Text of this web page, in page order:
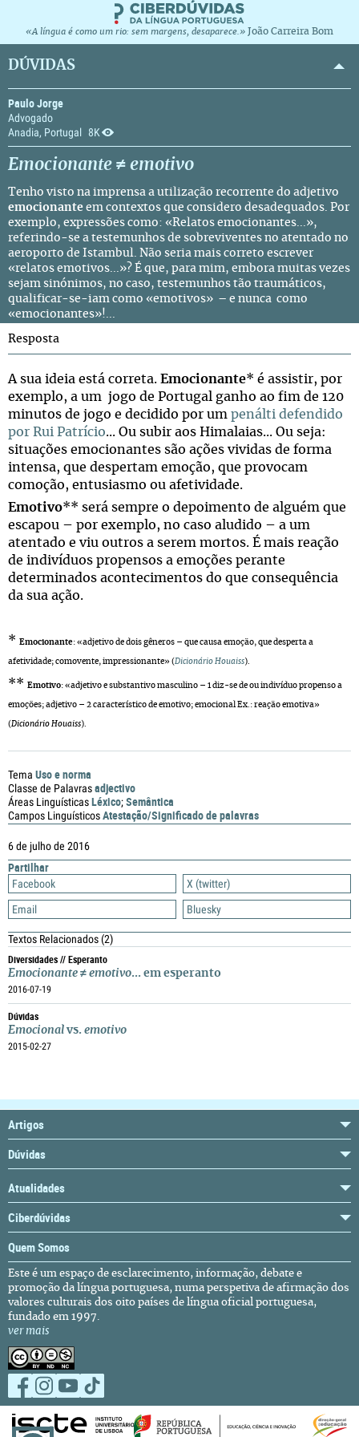
«A língua é como um rio: sem margens, desaparece.» João Carreira Bom
DÚVIDAS
Paulo Jorge
Advogado
Anadia, Portugal
8K
Emocionante ≠ emotivo
Tenho visto na imprensa a utilização recorrente do adjetivo
emocionante em contextos que considero desadequados. Por
exemplo, expressões como: «Relatos emocionantes...»,
referindo-se a testemunhos de sobreviventes no atentado no
aeroporto de Istambul. Não seria mais correto escrever
«relatos emotivos...»? É que, para mim, embora muitas vezes
sejam sinónimos, no caso, testemunhos tão traumáticos,
qualificar-se-iam como «emotivos» – e nunca como
«emocionantes»!...
6 de julho de 2016
Partilhar
Facebook
X (twitter)
Email
Bluesky
Textos Relacionados(2)
Diversidades // Esperanto
Emocionante ≠ emotivo... em esperanto
2016-07-19
Dúvidas
Emocional vs. emotivo
2015-02-27
Resposta
A sua ideia está correta. Emocionante* é assistir, por
exemplo, a um jogo de Portugal ganho ao fim de 120
minutos de jogo e decidido por um penálti defendido
por Rui Patrício... Ou subir aos Himalaias... Ou seja:
situações emocionantes são ações vividas de forma
intensa, que despertam emoção, que provocam
comoção, entusiasmo ou afetividade.
Emotivo** será sempre o depoimento de alguém que
escapou – por exemplo, no caso aludido – a um
atentado e viu outros a serem mortos. É mais reação
de indivíduos propensos a emoções perante
determinados acontecimentos do que consequência
da sua ação.
* Emocionante: «adjetivo de dois gêneros – que causa emoção, que desperta a
afetividade; comovente, impressionante» (Dicionário Houaiss).
** Emotivo: «adjetivo e substantivo masculino – 1 diz-se de ou indivíduo propenso a
emoções; adjetivo – 2 característico de emotivo; emocional Ex.: reação emotiva»
(Dicionário Houaiss).
Tema Uso e norma
Classe de Palavrasadjectivo
Áreas LinguísticasLéxico;Semântica
Campos LinguísticosAtestação/Significado de palavras
Artigos
Dúvidas
Atualidades
Ciberdúvidas
Quem Somos
Este é um espaço de esclarecimento, informação, debate e
promoção da língua portuguesa, numa perspetiva de afirmação dos
valores culturais dos oito países de língua oficial portuguesa,
fundado em 1997.
ver mais